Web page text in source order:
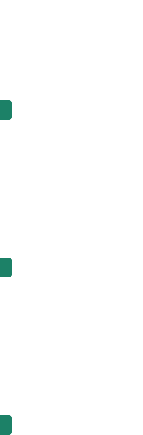
kvantiteten.
kvantiteten.
kvantiteten.